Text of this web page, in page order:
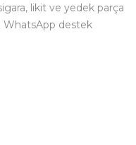
likit ve yedek parça
WhatsApp destek